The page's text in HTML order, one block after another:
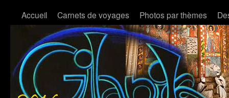
Accueil Carnets de voyages Photos par thèmes